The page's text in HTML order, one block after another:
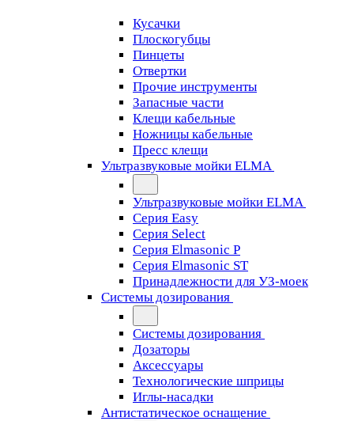
Кусачки
Плоскогубцы
Пинцеты
Отвертки
Прочие инструменты
Запасные части
Клещи кабельные
Ножницы кабельные
Пресс клещи
Ультразвуковые мойки ELMA
Ультразвуковые мойки ELMA
Серия Easy
Серия Select
Серия Elmasonic P
Серия Elmasonic ST
Принадлежности для УЗ-моек
Системы дозирования
Системы дозирования
Дозаторы
Аксессуары
Технологические шприцы
Иглы-насадки
Антистатическое оснащение